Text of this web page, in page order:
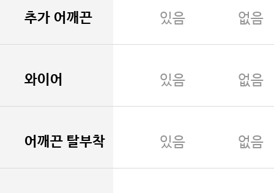
추가 어깨끈 있음 없음
와이어 있음 없음
어깨끈 탈부착 있음 없음